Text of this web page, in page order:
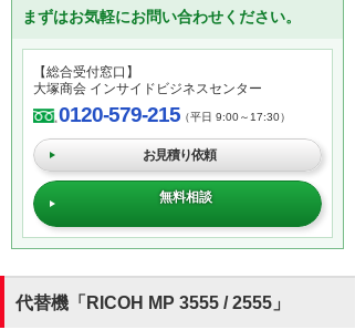
まずはお気軽にお問い合わせください。
【総合受付窓口】
大塚商会 インサイドビジネスセンター
0120-579-215（平日 9:00～17:30）
お見積り依頼
無料相談
代替機「RICOH MP 3555 / 2555」